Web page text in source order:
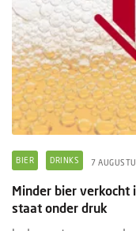
BIER DRINKS 7
Minder bier
staat onder druk